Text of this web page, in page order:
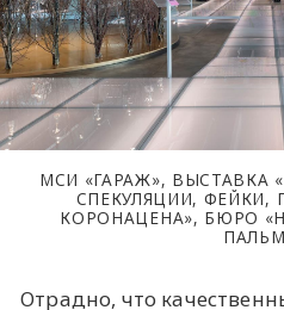
МСИ «ГАРАЖ», ВЫСТАВКА
СПЕКУЛЯЦИИ, ФЕЙКИ,
КОРОНАЦЕНА», БЮРО
Отрадно, что